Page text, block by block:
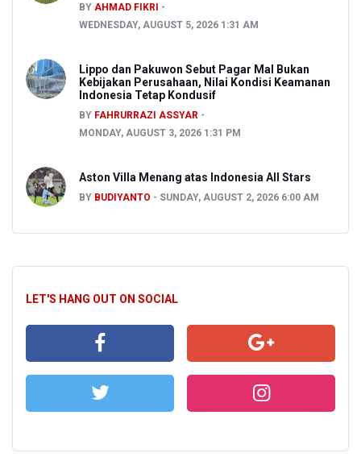
BY AHMAD FIKRI
WEDNESDAY, AUGUST 5, 2026 1:31 AM
Lippo dan Pakuwon Sebut Pagar Mal Bukan
Kebijakan Perusahaan, Nilai Kondisi Keamanan
Indonesia Tetap Kondusif
BY FAHRURRAZI ASSYAR
MONDAY, AUGUST 3, 2026 1:31 PM
Aston Villa Menang atas Indonesia All Stars
BY BUDIYANTO SUNDAY, AUGUST 2, 2026 6:00 AM
LET'S HANG OUT ON SOCIAL